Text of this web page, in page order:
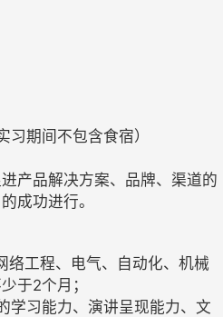
习期间不包含食宿）
产品解决方案、品牌、渠道的
成功进行。
络工程、电气、自动化、机械
于2个月；
学习能力、演讲呈现能力、文